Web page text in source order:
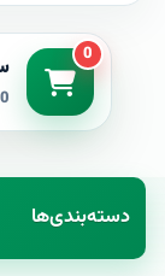
0
0 تومان
دسته‌بندی‌ها